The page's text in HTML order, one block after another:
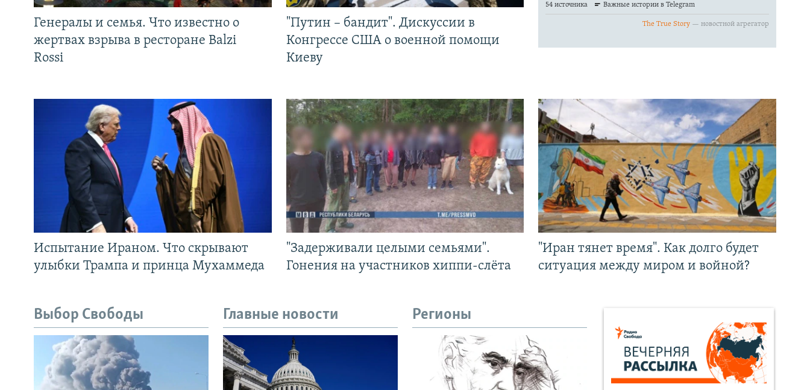
Генералы и семья. Что известно о
жертвах взрыва в ресторане Balzi
Rossi
"Путин – бандит". Дискуссии в
Конгрессе США о военной помощи
Киеву
Испытание Ираном. Что скрывают
улыбки Трампа и принца Мухаммеда
"Задерживали целыми семьями".
Гонения на участников хиппи-слёта
"Иран тянет время". Как долго будет
ситуация между миром и войной?
Выбор Свободы Главные новости Регионы